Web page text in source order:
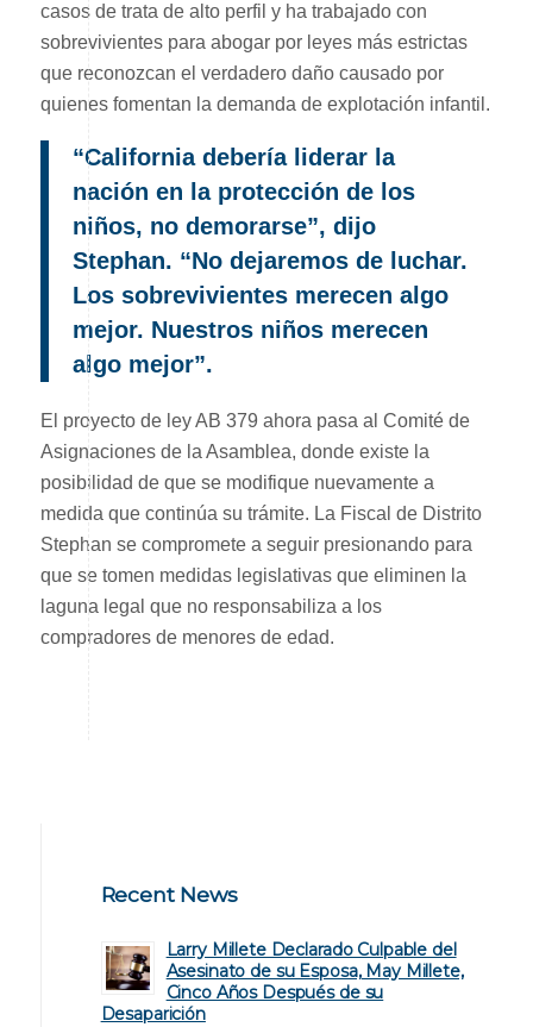
casos de trata de alto perfil y ha trabajado con
sobrevivientes para abogar por leyes más estrictas
que reconozcan el verdadero daño causado por
quienes fomentan la demanda de explotación infantil.
“California debería liderar la
nación en la protección de los
niños, no demorarse”, dijo
Stephan. “No dejaremos de luchar.
Los sobrevivientes merecen algo
mejor. Nuestros niños merecen
algo mejor”.
El proyecto de ley AB 379 ahora pasa al Comité de
Asignaciones de la Asamblea, donde existe la
posibilidad de que se modifique nuevamente a
medida que continúa su trámite. La Fiscal de Distrito
Stephan se compromete a seguir presionando para
que se tomen medidas legislativas que eliminen la
laguna legal que no responsabiliza a los
compradores de menores de edad.
Recent News
Larry Millete Declarado Culpable del
Asesinato de su Esposa, May Millete,
Cinco Años Después de su
Desaparición